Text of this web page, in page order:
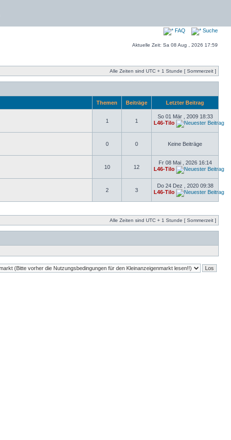
FAQ Suche
Aktuelle Zeit: Sa 08 Aug , 2026 17:59
Alle Zeiten sind UTC + 1 Stunde [ Sommerzeit ]
Themen Beiträge Letzter Beitrag
1 1
So 01 Mär , 2009 18:33
L46-Tilo
0 0 Keine Beiträge
10 12
Fr 08 Mai , 2026 16:14
L46-Tilo
2 3
Do 24 Dez , 2020 09:38
L46-Tilo
Alle Zeiten sind UTC + 1 Stunde [ Sommerzeit ]